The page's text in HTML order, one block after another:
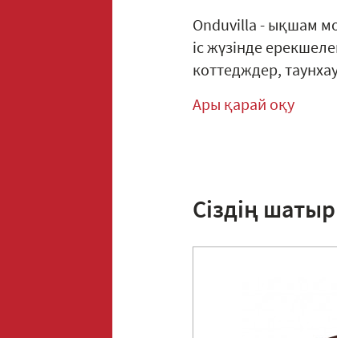
Onduvilla - ықшам
іс жүзінде
коттедждер,
Ары қарай оқу
Сіздің